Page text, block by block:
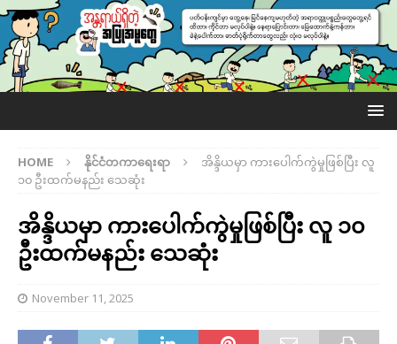
HOME နိုင်ငံတကာရေးရာ
အိန္ဒိယမှာ ကားပေါက်ကွဲမှုဖြစ်ပြီး လူ
၁၀ ဦးထက်မနည်း သေဆုံး
အိန္ဒိယမှာ ကားပေါက်ကွဲမှုဖြစ်ပြီး လူ ၁၀
ဦးထက်မနည်း သေဆုံး
November 11, 2025